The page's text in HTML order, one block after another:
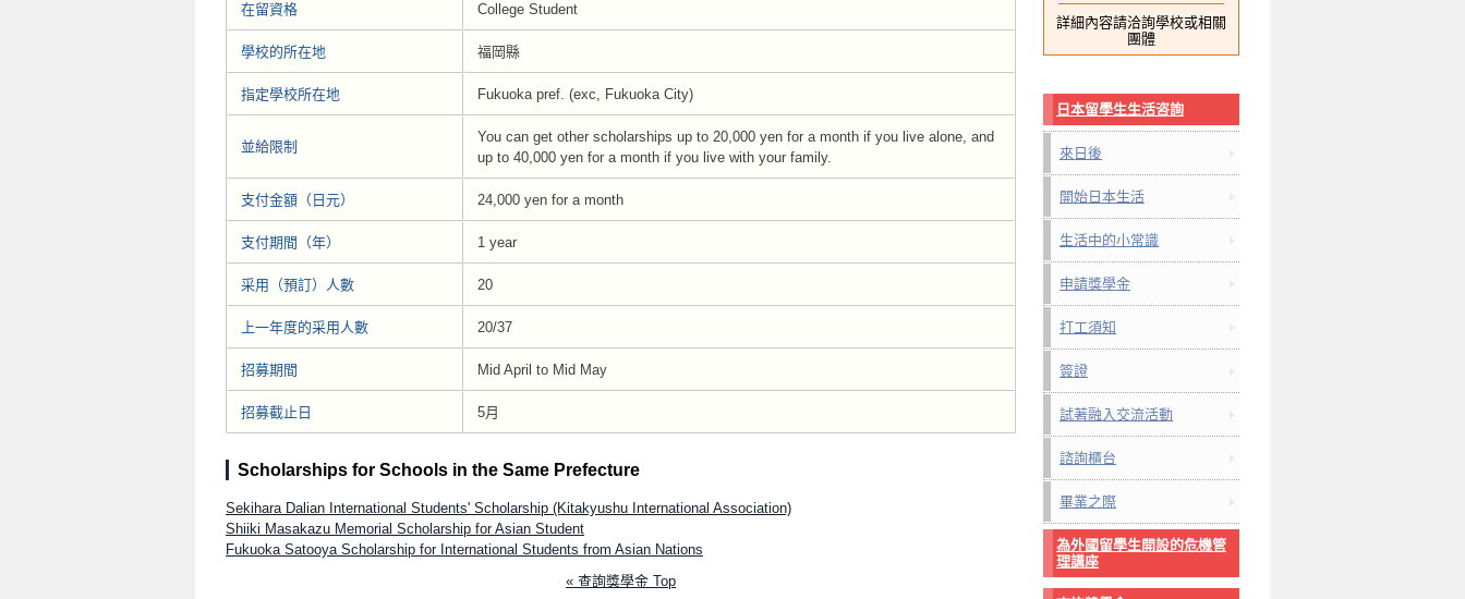
在留資格 College Student
學校的所在地 福岡縣
指定學校所在地 Fukuoka pref. (exc, Fukuoka City)
並給限制
You can get other scholarships up to 20,000 yen for a month if you live alone, and
up to 40,000 yen for a month if you live with your family.
支付金額（日元） 24,000 yen for a month
支付期間（年） 1 year
采用（預訂）人數 20
上一年度的采用人數 20/37
招募期間 Mid April to Mid May
招募截止日 5月
Scholarships for Schools in the Same Prefecture
Sekihara Dalian International Students' Scholarship (Kitakyushu International Association)
Shiiki Masakazu Memorial Scholarship for Asian Student
Fukuoka Satooya Scholarship for International Students from Asian Nations
« 查詢獎學金 Top
詳細內容請洽詢學校或相關
團體
日本留學生生活咨詢
來日後
開始日本生活
生活中的小常識
申請獎學金
打工須知
簽證
試著融入交流活動
諮詢櫃台
畢業之際
為外國留學生開設的危機管
理講座